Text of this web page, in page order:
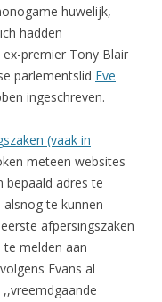
huwelijk,
hadden
premier Tony Blair
parlementslid Eve
ingeschreven.
(vaak in
meteen websites
bepaald adres te
te kunnen
afpersingszaken
melden aan
Evans al